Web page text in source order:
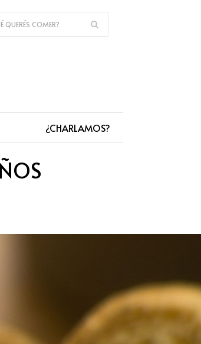
¿CHARLAMOS?